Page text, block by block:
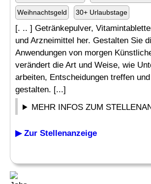
Weihnachtsgeld 30+ Urlaubstage
[. .. ] Getränkepulver,
und Arzneimittel her. Gestalten Sie
Anwendungen von morgen
verändert die Art und Weise, wie
arbeiten, Entscheidungen treffen
gestalten. [...]
MEHR INFOS ZUM
▶ Zur Stellenanzeige